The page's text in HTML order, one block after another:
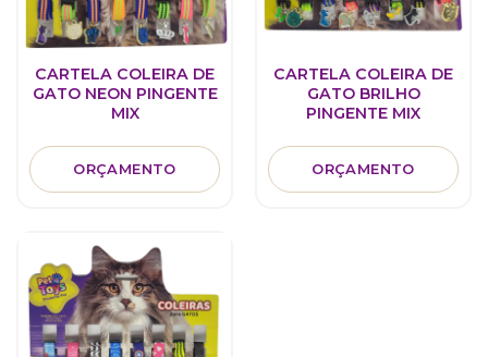
CARTELA COLEIRA DE
GATO NEON PINGENTE
MIX
ORÇAMENTO
CARTELA COLEIRA DE
GATO BRILHO
PINGENTE MIX
ORÇAMENTO